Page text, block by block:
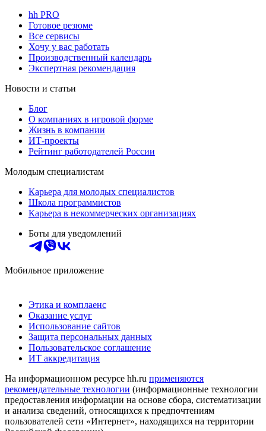
hh PRO
Готовое резюме
Все сервисы
Хочу у вас работать
Производственный календарь
Экспертная рекомендация
Новости и статьи
Блог
О компаниях в игровой форме
Жизнь в компании
ИТ-проекты
Рейтинг работодателей России
Молодым специалистам
Карьера для молодых специалистов
Школа программистов
Карьера в некоммерческих организациях
Боты для уведомлений
Мобильное приложение
Этика и комплаенс
Оказание услуг
Использование сайтов
Защита персональных данных
Пользовательское соглашение
ИТ аккредитация
На информационном ресурсе hh.ru применяются
рекомендательные технологии (информационные технологии
предоставления информации на основе сбора, систематизации
и анализа сведений, относящихся к предпочтениям
пользователей сети «Интернет», находящихся на территории